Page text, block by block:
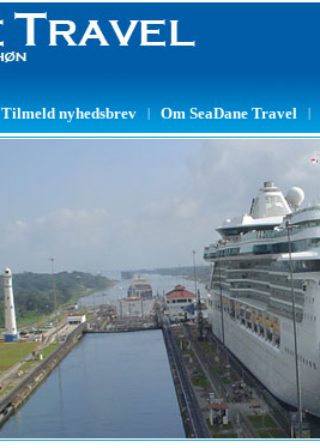
Tilmeld nyhedsbrev Om SeaDane Travel